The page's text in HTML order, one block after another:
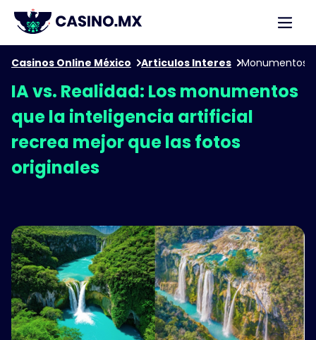
Casinos Online México Articulos Interes
IA vs. Realidad: Los monumentos
que la inteligencia artificial
recrea mejor que las fotos
originales